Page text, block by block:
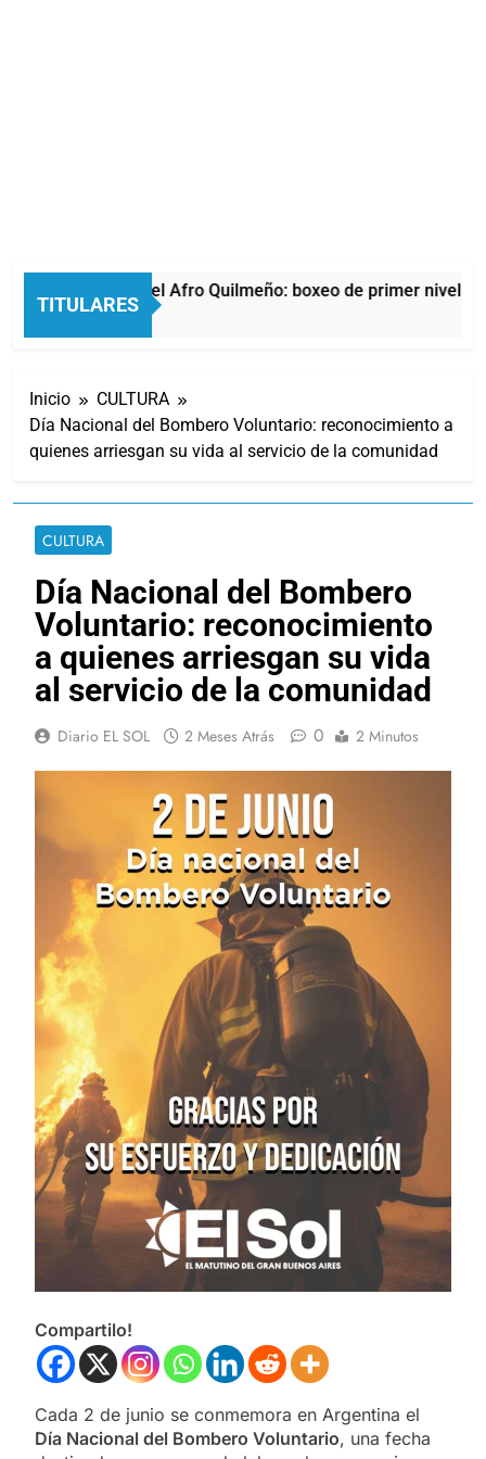
TITULARES
La noche del Afro Quilmeño: boxeo de primer nivel en
1 Hora Atrás
Inicio
CULTURA
Día Nacional del Bombero Voluntario: reconocimiento a
quienes arriesgan su vida al servicio de la comunidad
CULTURA
Día Nacional del Bombero
Voluntario: reconocimiento
a quienes arriesgan su vida
al servicio de la comunidad
Diario EL SOL 2 Meses Atrás 0 2 Minutos
Compartilo!
Cada 2 de junio se conmemora en Argentina el
Día Nacional del Bombero Voluntario, una fecha